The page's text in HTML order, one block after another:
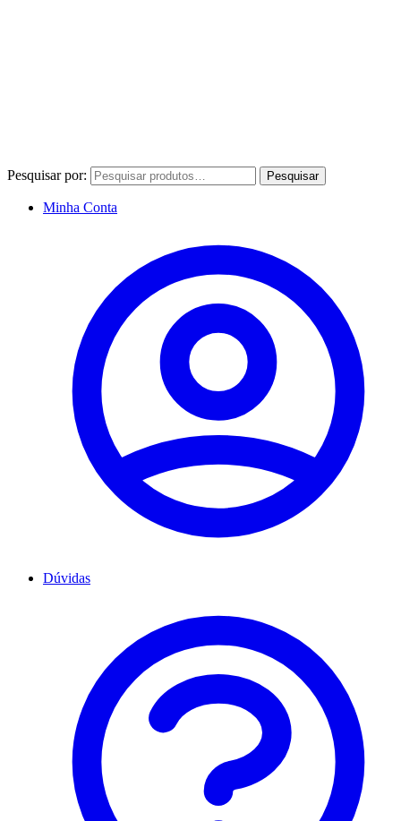
Pesquisar por: Pesquisar
Minha Conta
Dúvidas